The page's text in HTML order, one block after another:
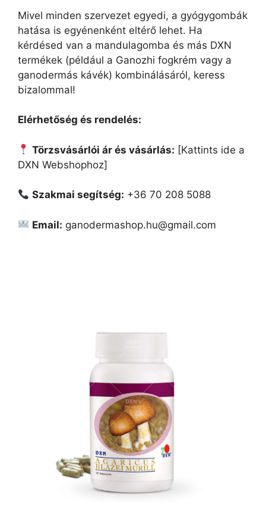
Mivel minden szervezet egyedi, a gyógygombák
hatása is egyénenként eltérő lehet. Ha
kérdésed van a mandulagomba és más DXN
termékek (például a Ganozhi fogkrém vagy a
ganodermás kávék) kombinálásáról, keress
bizalommal!
Elérhetőség és rendelés:
Törzsvásárlói ár és vásárlás: [Kattints ide a
DXN Webshophoz]
Szakmai segítség: +36 70 208 5088
Email: ganodermashop.hu@gmail.com